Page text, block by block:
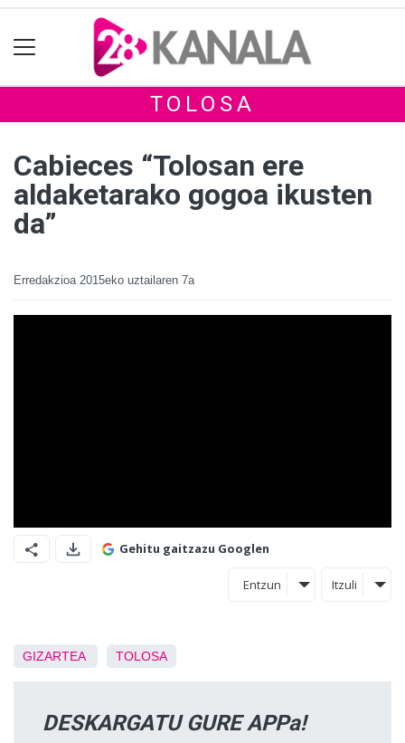
TOLOSA
Cabieces “Tolosan ere
aldaketarako gogoa ikusten
da”
Erredakzioa 2015eko uztailaren 7a
Gehitu gaitzazu Googlen
Entzun Itzuli
GIZARTEA TOLOSA
DESKARGATU GURE APPa!